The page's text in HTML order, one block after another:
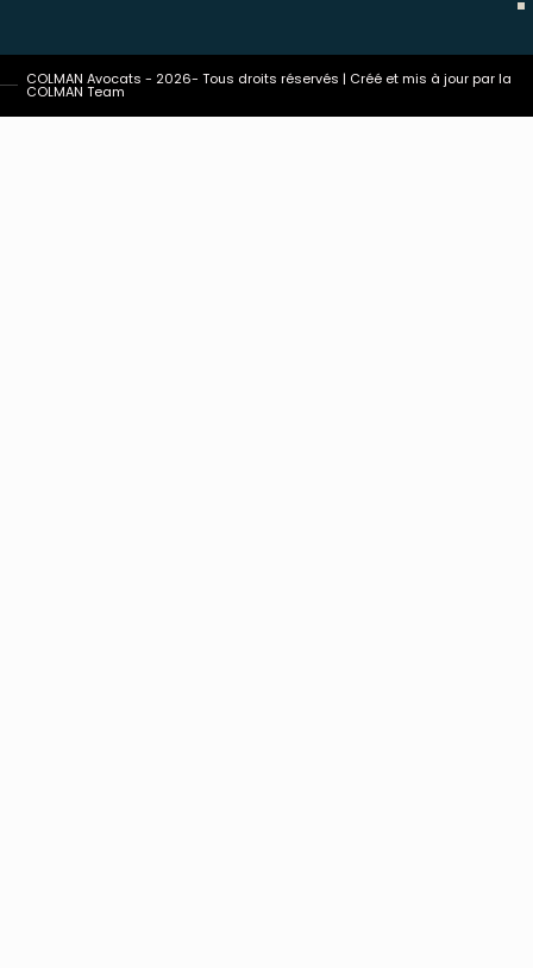
COLMAN Avocats - 2026- Tous droits réservés | Créé et mis à jour par la
COLMAN Team